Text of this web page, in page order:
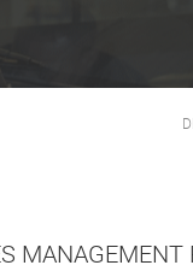
MANAGEMENT